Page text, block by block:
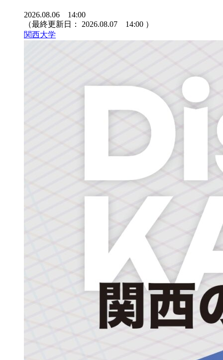
2026.08.06 14:00
（最終更新日： 2026.08.07 14:00 ）
関西大学